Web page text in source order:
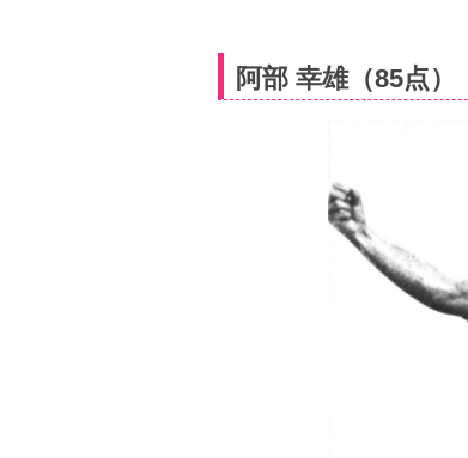
阿部 幸雄（85点）